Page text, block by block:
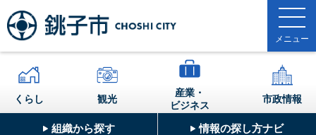
組織から探す 情報の探し方ナビ
くらし 観光
産業・
ビジネス
市政情報